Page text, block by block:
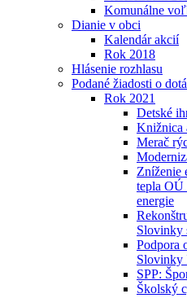
Komunálne
Dianie v obci
Kalendár akcií
Rok 2018
Hlásenie rozhlasu
Podané žiadosti o
Rok 2021
Detské
Knižnica
Merač
Zníženie
tepla OÚ
energie
Slovinky
Podpora
Slovinky
SPP:
Školský